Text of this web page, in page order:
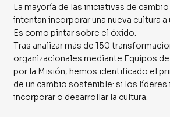
La mayoría de las iniciativas de
intentan incorporar una nueva cultura a
Es como pintar sobre el óxido.
Tras analizar más de 150
organizacionales mediante Equipos
por la Misión, hemos identificado el
de un cambio sostenible: si los líderes
incorporar o desarrollar la cultura.